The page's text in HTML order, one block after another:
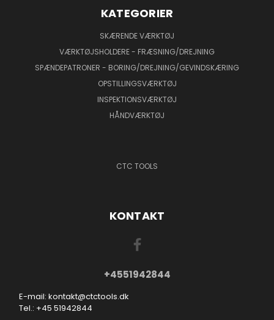
KATEGORIER
SKÆRENDE VÆRKTØJ
VÆRKTØJSHOLDERE - FRÆSNING/DREJNING
SPÆNDEPATRONER - BORING/DREJNING/GEVINDSKÆRING
OPSTILLINGSVÆRKTØJ
INSPEKTIONSVÆRKTØJ
HÅNDVÆRKTØJ
CTC TOOLS
KONTAKT
+4551942844
E-mail: kontakt@ctctools.dk
Tel.: +45 51942844